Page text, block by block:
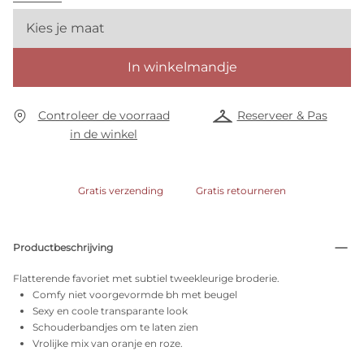
Kies je maat
In winkelmandje
Controleer de voorraad
in de winkel
Reserveer & Pas
Gratis verzending Gratis retourneren
Productbeschrijving
Flatterende favoriet met subtiel tweekleurige broderie.
Comfy niet voorgevormde bh met beugel
Sexy en coole transparante look
Schouderbandjes om te laten zien
Vrolijke mix van oranje en roze.